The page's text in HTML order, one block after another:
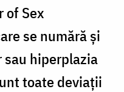
of Sex
se numără și
hiperplazia
toate deviații